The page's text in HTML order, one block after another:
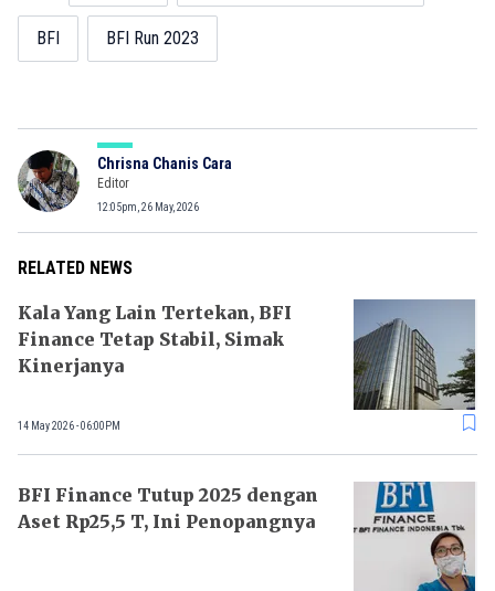
BFI BFI Run 2023
Chrisna Chanis Cara
Editor
12:05pm, 26 May, 2026
RELATED NEWS
Kala Yang Lain Tertekan, BFI
Finance Tetap Stabil, Simak
Kinerjanya
14 May 2026 - 06:00PM
BFI Finance Tutup 2025 dengan
Aset Rp25,5 T, Ini Penopangnya